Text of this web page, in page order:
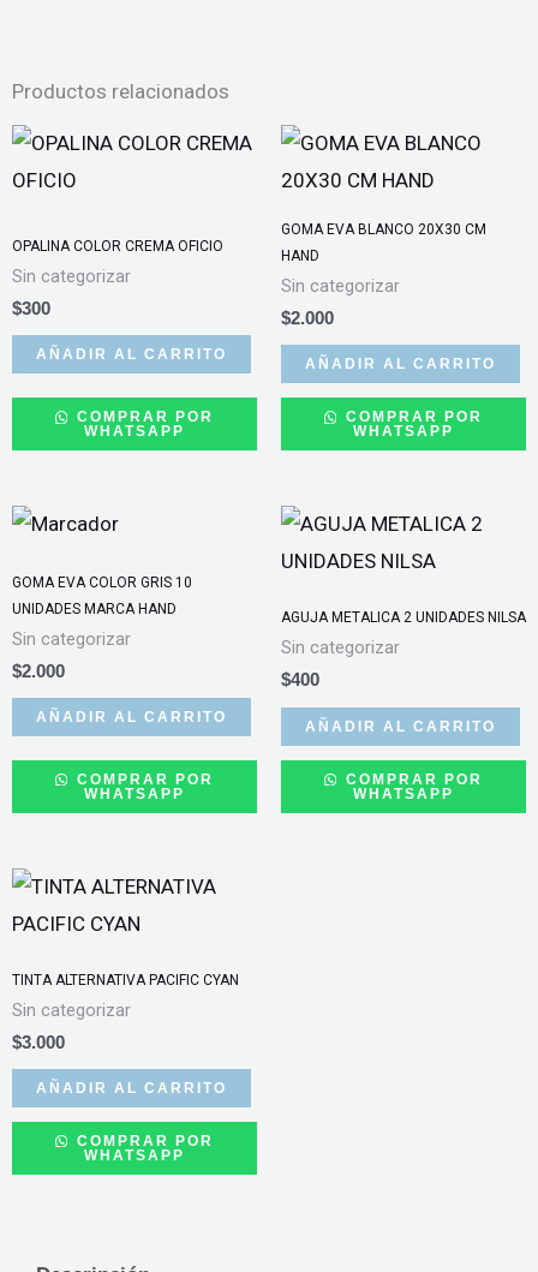
6
UNIDADES
Productos relacionados
OPALINA COLOR CREMA OFICIO
Sin categorizar
$300
AÑADIR AL CARRITO
COMPRAR POR
WHATSAPP
GOMA EVA BLANCO 20X30 CM
HAND
Sin categorizar
$2.000
AÑADIR AL CARRITO
COMPRAR POR
WHATSAPP
GOMA EVA COLOR GRIS 10
UNIDADES MARCA HAND
Sin categorizar
$2.000
AÑADIR AL CARRITO
COMPRAR POR
WHATSAPP
AGUJA METALICA 2 UNIDADES NILSA
Sin categorizar
$400
AÑADIR AL CARRITO
COMPRAR POR
WHATSAPP
TINTA ALTERNATIVA PACIFIC CYAN
Sin categorizar
$3.000
AÑADIR AL CARRITO
COMPRAR POR
WHATSAPP